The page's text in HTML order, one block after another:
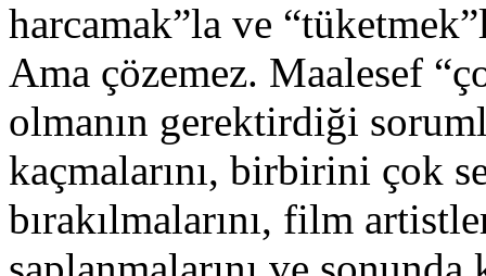
harcamak”la ve
Ama çözemez. Maalesef
olmanın gerektirdiği
kaçmalarını, birbirini çok
bırakılmalarını, film